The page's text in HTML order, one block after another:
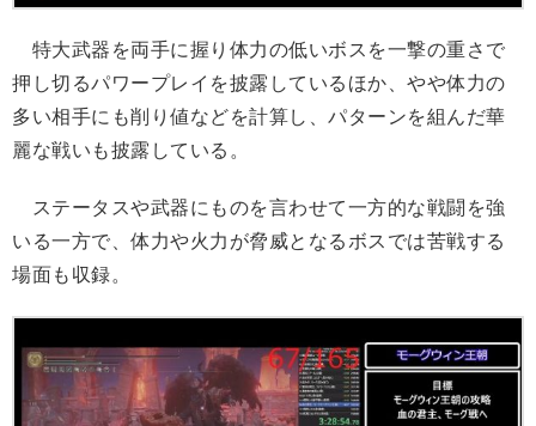
特大武器を両手に握り体力の低いボスを一撃の重さで
押し切るパワープレイを披露しているほか、やや体力の
多い相手にも削り値などを計算し、パターンを組んだ華
麗な戦いも披露している。
ステータスや武器にものを言わせて一方的な戦闘を強
いる一方で、体力や火力が脅威となるボスでは苦戦する
場面も収録。